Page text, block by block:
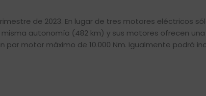
de 2023. En lugar de tres motores eléctricos
autonomía (482 km) y sus motores ofrecen una
motor máximo de 10.000 Nm. Igualmente podrá